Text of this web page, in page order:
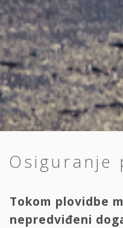
Osiguranje
Tokom plovidbe
nepredviđeni